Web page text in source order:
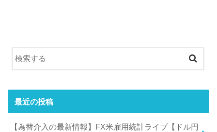
最近の投稿
【為替介入の最新情報】FX米雇用統計ライブ【ドル円